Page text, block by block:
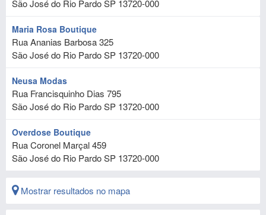
São José do Rio PardoSP 13720-000
Maria Rosa Boutique
Rua Ananias Barbosa 325
São José do Rio PardoSP 13720-000
Neusa Modas
Rua Francisquinho Dias 795
São José do Rio PardoSP 13720-000
Overdose Boutique
Rua Coronel Marçal 459
São José do Rio PardoSP 13720-000
Mostrar resultados no mapa